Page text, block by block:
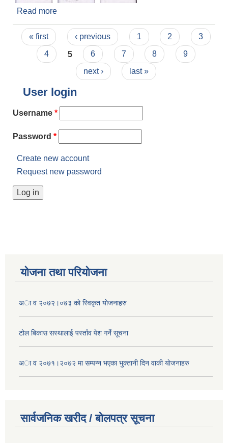
Read more
Pages
« first ‹ previous 1 2
3
4
5 6 7 8
9
next ›
last »
User login
Username *
Password *
Create new account
Request new password
योजना तथा परियोजना
अा व २०७२।०७३ काे स्विकृत याेजनाहरु
टोल बिकास स‌स्थालाई प‌र्स्ताव पेश गर्ने सूचना
अा‍ व २०७१।२०७२ मा सम्पन्न भएका भुक्तानी दिन वा‌की याेजनाहरु
सार्वजनिक खरीद / बोलपत्र सूचना